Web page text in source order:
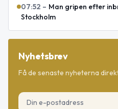
07:52 – Man gripen efter
Stockholm
Nyhetsbrev
Få de senaste nyheterna